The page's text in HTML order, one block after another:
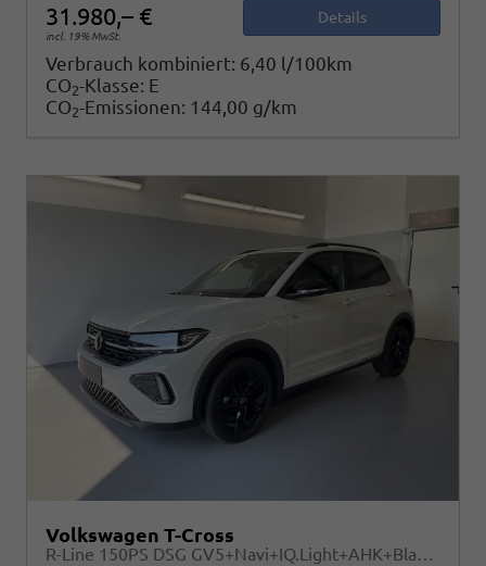
31.980,– €
incl. 19% MwSt.
Details
Verbrauch kombiniert: 6,40 l/100km
CO2-Klasse: E
CO2-Emissionen: 144,00 g/km
Volkswagen T-Cross
R-Line 150PS DSG GV5+Navi+IQ.Light+AHK+Black+Cam+Keyless+Side+Climatronic